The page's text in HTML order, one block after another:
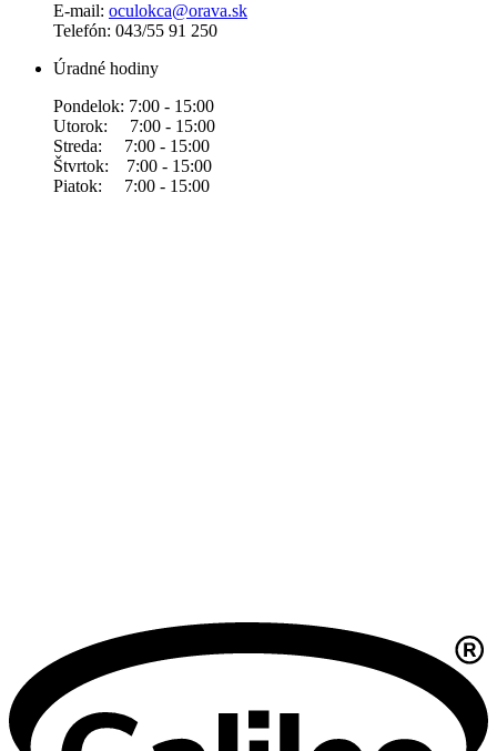
E-mail: oculokca@orava.sk
Telefón: 043/55 91 250
Úradné hodiny
Pondelok: 7:00 - 15:00
Utorok: 7:00 - 15:00
Streda: 7:00 - 15:00
Štvrtok: 7:00 - 15:00
Piatok: 7:00 - 15:00